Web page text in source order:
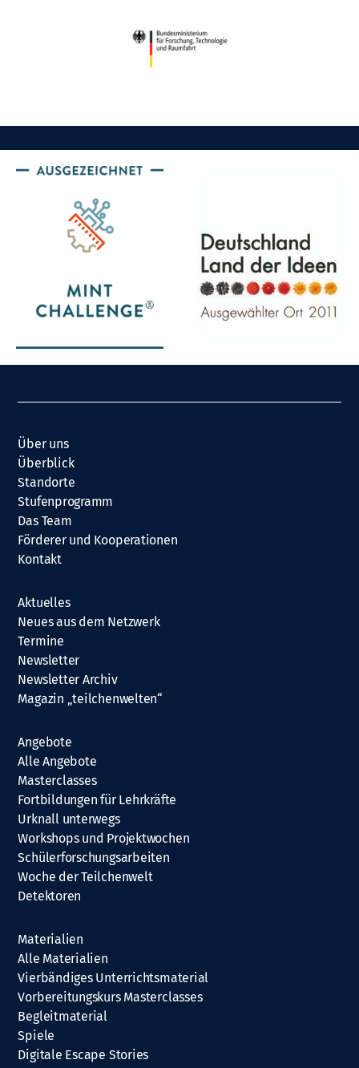
Über uns
Überblick
Standorte
Stufenprogramm
Das Team
Förderer und Kooperationen
Kontakt
Aktuelles
Neues aus dem Netzwerk
Termine
Newsletter
Newsletter Archiv
Magazin „teilchenwelten“
Angebote
Alle Angebote
Masterclasses
Fortbildungen für Lehrkräfte
Urknall unterwegs
Workshops und Projektwochen
Schülerforschungsarbeiten
Woche der Teilchenwelt
Detektoren
Materialien
Alle Materialien
Vierbändiges Unterrichtsmaterial
Vorbereitungskurs Masterclasses
Begleitmaterial
Spiele
Digitale Escape Stories